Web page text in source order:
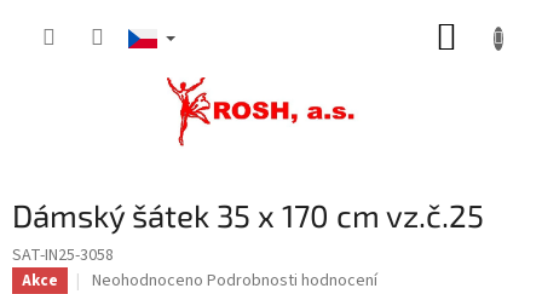
Dámský šátek 35 x 170 cm vz.č.25
SAT-IN25-3058
Akce
Průměrné
Neohodnoceno Podrobnosti hodnocení